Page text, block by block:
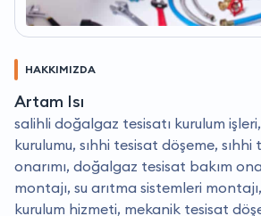
HAKKIMIZDA
Artam Isı
salihli doğalgaz tesisatı kurulum
kurulumu, sıhhi tesisat döşeme, sıhhi
onarımı, doğalgaz tesisat bakım
montajı, su arıtma sistemleri
kurulum hizmeti, mekanik tesisat